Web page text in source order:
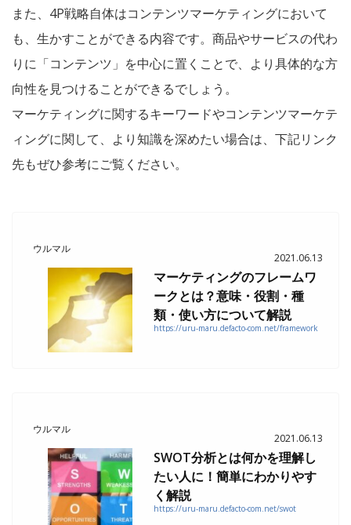
また、4P戦略自体はコンテンツマーケティングにおいて
も、生かすことができる内容です。商品やサービスの代わ
りに「コンテンツ」を中心に置くことで、より具体的な方
向性を見つけることができるでしょう。
マーケティングに関するキーワードやコンテンツマーケテ
ィングに関して、より知識を深めたい場合は、下記リンク
先もぜひ参考にご覧ください。
ウルマル
2021.06.13
マーケティングのフレームワ
ークとは？意味・役割・種
類・使い方について解説
https://uru-maru.defacto-com.net/framework
ウルマル
2021.06.13
SWOT分析とは何かを理解し
たい人に！簡単にわかりやす
く解説
https://uru-maru.defacto-com.net/swot